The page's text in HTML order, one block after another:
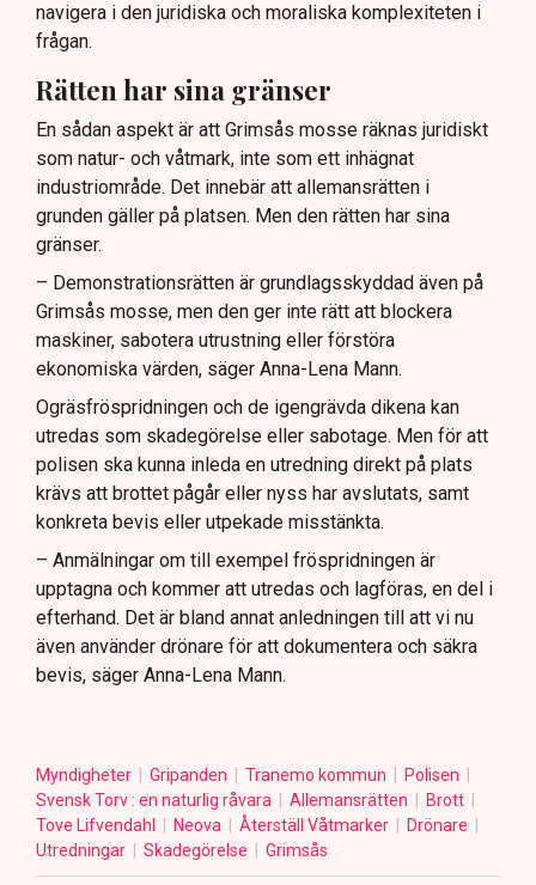
navigera i den juridiska och moraliska komplexiteten i
frågan.
Rätten har sina gränser
En sådan aspekt är att Grimsås mosse räknas juridiskt
som natur- och våtmark, inte som ett inhägnat
industriområde. Det innebär att allemansrätten i
grunden gäller på platsen. Men den rätten har sina
gränser.
– Demonstrationsrätten är grundlagsskyddad även på
Grimsås mosse, men den ger inte rätt att blockera
maskiner, sabotera utrustning eller förstöra
ekonomiska värden, säger Anna-Lena Mann.
Ogräsfröspridningen och de igengrävda dikena kan
utredas som skadegörelse eller sabotage. Men för att
polisen ska kunna inleda en utredning direkt på plats
krävs att brottet pågår eller nyss har avslutats, samt
konkreta bevis eller utpekade misstänkta.
– Anmälningar om till exempel fröspridningen är
upptagna och kommer att utredas och lagföras, en del i
efterhand. Det är bland annat anledningen till att vi nu
även använder drönare för att dokumentera och säkra
bevis, säger Anna-Lena Mann.
Myndigheter Gripanden Tranemo kommun
Polisen
Svensk Torv : en naturlig råvara
Allemansrätten
Brott
Tove Lifvendahl
Neova Återställ Våtmarker
Drönare
Utredningar
Skadegörelse Grimsås